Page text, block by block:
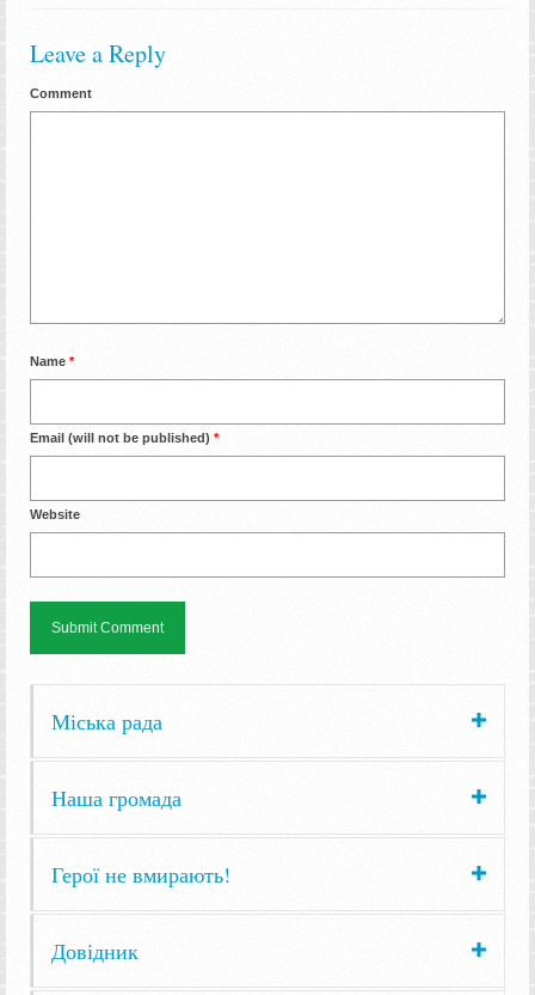
Leave a Reply
Comment
Name *
Email (will not be published) *
Website
Міська рада
Наша громада
Герої не вмирають!
Довідник